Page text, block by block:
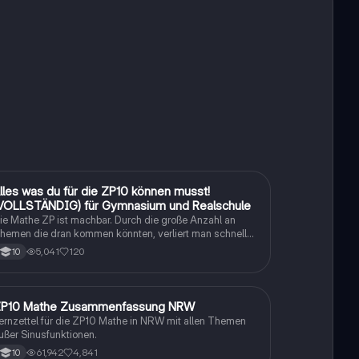
Mathewas du für die ZP10 können musst!
für Gymnasium und Realschule
Mathe ZP ist machbar. Durch die große Anzahl an
die dran kommen könnten, verliert man schnell
Überblick. Also habe ich von den kleinsten Themen
hin zu den größten alles zusammengefasst <3.
10 5,041 120
MatheMathe Zusammenfassung NRW
für die ZP10 Mathe in NRW mit allen Themen
Sinusfunktionen.
10 61,942 4,841